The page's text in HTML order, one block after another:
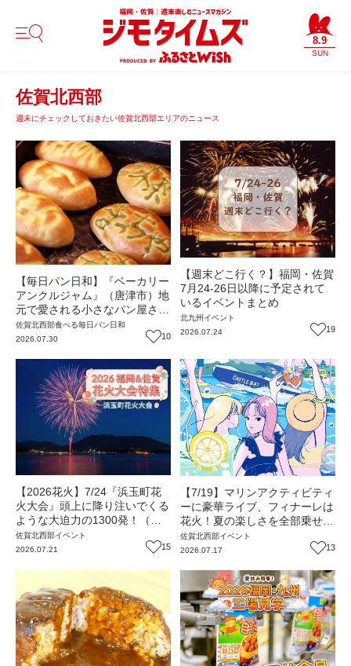
8.9
SUN
佐賀北西部
週末にチェックしておきたい佐賀北西部エリアのニュース
【毎日パン日和】『ベーカリー
アンクルジャム』（唐津市）地
元で愛される小さなパン屋さん
【佐賀パン】
佐賀北西部食べる毎日パン日和
2026.07.30
10
【週末どこ行く？】福岡・佐賀
7月24-26日以降に予定されて
いるイベントまとめ
北九州 イベント
2026.07.24
19
【2026花火】7/24『浜玉町花
火大会』頭上に降り注いでくる
ような大迫力の1300発！（佐
賀・唐津市）【イベント】
佐賀北西部イベント
2026.07.21
15
【7/19】マリンアクティビティ
ーに豪華ライブ、フィナーレは
花火！夏の楽しさを全部乗せし
たビーチイベント『Grand Blue
2026』（佐賀・唐津市）【イ
佐賀北西部イベント
2026.07.17
13